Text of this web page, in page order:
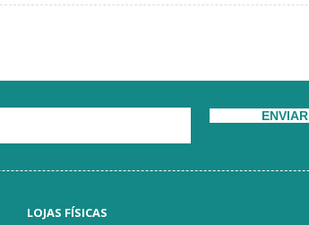
ENVIAR
LOJAS FÍSICAS